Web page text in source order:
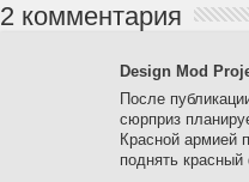
2 комментария
Design Mod
После
сюрприз
Красной армией
поднять